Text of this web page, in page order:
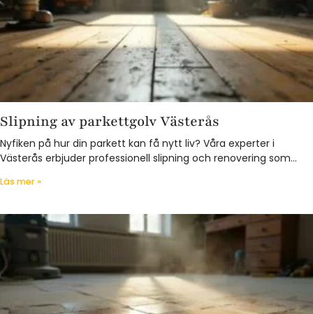
Slipning av parkettgolv Västerås
Nyfiken på hur din parkett kan få nytt liv? Våra experter i
Västerås erbjuder professionell slipning och renovering som…
Läs mer »